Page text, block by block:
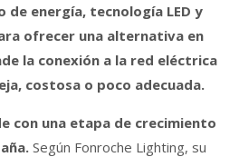
de energía, tecnología LED y
ofrecer una alternativa en
la conexión a la red eléctrica
costosa o poco adecuada.
con una etapa de crecimiento
Según Fonroche Lighting, su